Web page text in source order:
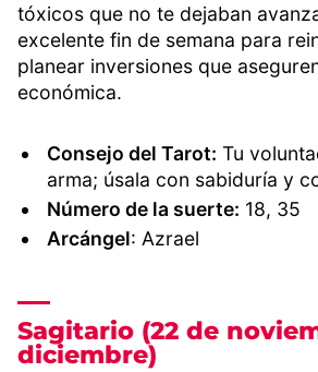
tóxicos que no te dejaban
excelente fin de semana para
planear inversiones que
económica.
Consejo del Tarot: Tu
arma; úsala con sabiduría y
Número de la suerte: 18, 35
Arcángel: Azrael
Sagitario (22 de
diciembre)